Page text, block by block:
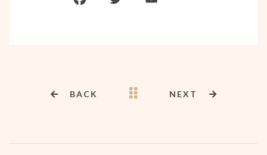
BACK NEXT